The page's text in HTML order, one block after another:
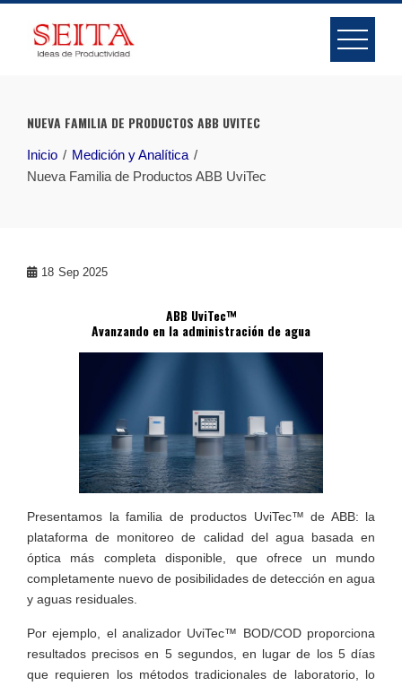
content
NUEVA FAMILIA DE PRODUCTOS ABB UVITEC
Inicio
Medición y Analítica
Nueva Familia de Productos ABB UviTec
18 Sep 2025
ABB UviTec™
Avanzando en la administración de agua
Presentamos la familia de productos UviTec™ de ABB: la
plataforma de monitoreo de calidad del agua basada en
óptica más completa disponible, que ofrece un mundo
completamente nuevo de posibilidades de detección en agua
y aguas residuales.
Por ejemplo, el analizador UviTec™ BOD/COD proporciona
resultados precisos en 5 segundos, en lugar de los 5 días
que requieren los métodos tradicionales de laboratorio, lo